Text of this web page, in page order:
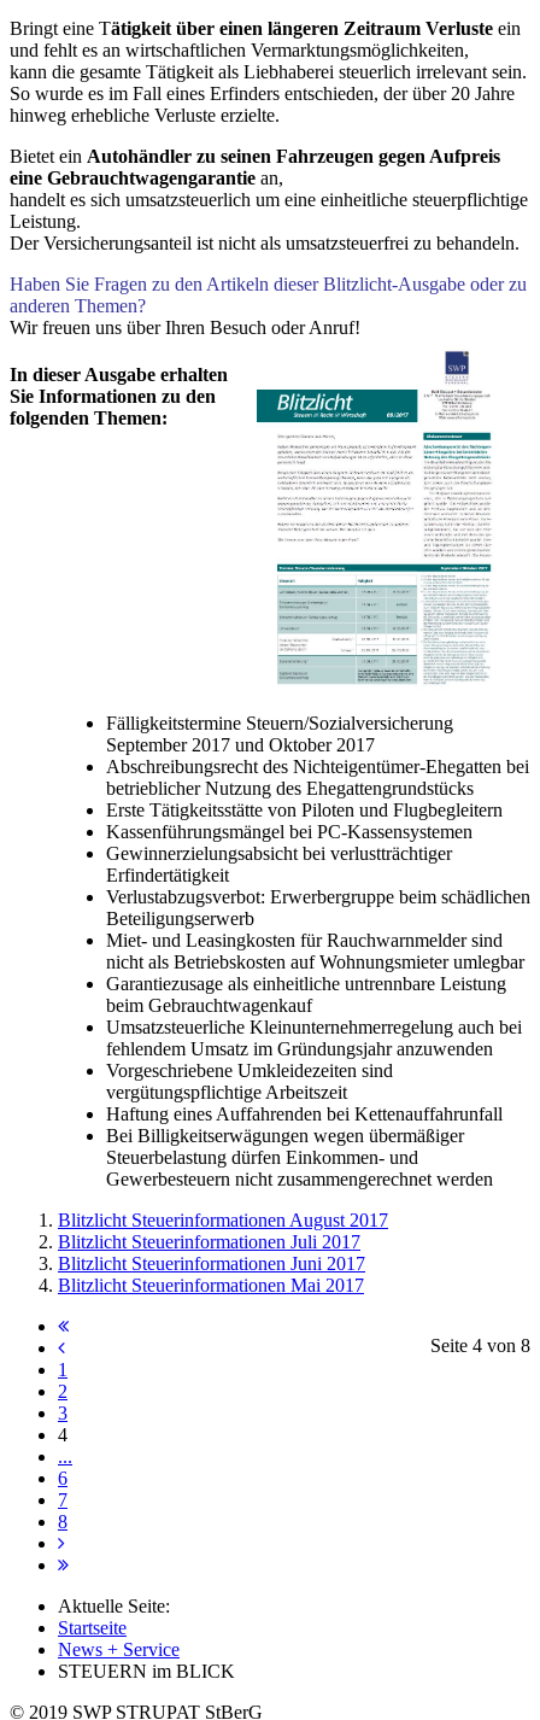
Bringt eine Tätigkeit über einen längeren Zeitraum Verluste ein
und fehlt es an wirtschaftlichen Vermarktungsmöglichkeiten,
kann die gesamte Tätigkeit als Liebhaberei steuerlich irrelevant sein.
So wurde es im Fall eines Erfinders entschieden, der über 20 Jahre
hinweg erhebliche Verluste erzielte.
Bietet ein Autohändler zu seinen Fahrzeugen gegen Aufpreis
eine Gebrauchtwagengarantie an,
handelt es sich umsatzsteuerlich um eine einheitliche steuerpflichtige
Leistung.
Der Versicherungsanteil ist nicht als umsatzsteuerfrei zu behandeln.
Haben Sie Fragen zu den Artikeln dieser Blitzlicht-Ausgabe oder zu
anderen Themen?
Wir freuen uns über Ihren Besuch oder Anruf!
In dieser Ausgabe erhalten
Sie Informationen zu den
folgenden Themen:
Fälligkeitstermine Steuern/Sozialversicherung
September 2017 und Oktober 2017
Abschreibungsrecht des Nichteigentümer-Ehegatten bei
betrieblicher Nutzung des Ehegattengrundstücks
Erste Tätigkeitsstätte von Piloten und Flugbegleitern
Kassenführungsmängel bei PC-Kassensystemen
Gewinnerzielungsabsicht bei verlustträchtiger
Erfindertätigkeit
Verlustabzugsverbot: Erwerbergruppe beim schädlichen
Beteiligungserwerb
Miet- und Leasingkosten für Rauchwarnmelder sind
nicht als Betriebskosten auf Wohnungsmieter umlegbar
Garantiezusage als einheitliche untrennbare Leistung
beim Gebrauchtwagenkauf
Umsatzsteuerliche Kleinunternehmerregelung auch bei
fehlendem Umsatz im Gründungsjahr anzuwenden
Vorgeschriebene Umkleidezeiten sind
vergütungspflichtige Arbeitszeit
Haftung eines Auffahrenden bei Kettenauffahrunfall
Bei Billigkeitserwägungen wegen übermäßiger
Steuerbelastung dürfen Einkommen- und
Gewerbesteuern nicht zusammengerechnet werden
Blitzlicht Steuerinformationen August 2017
Blitzlicht Steuerinformationen Juli 2017
Blitzlicht Steuerinformationen Juni 2017
Blitzlicht Steuerinformationen Mai 2017
Seite 4 von 8
1
2
3
4
...
6
7
8
Aktuelle Seite:
Startseite
News + Service
STEUERN im BLICK
© 2019 SWP STRUPAT StBerG